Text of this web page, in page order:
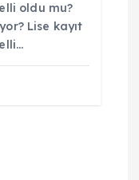
oldu mu?
Lise kayıt